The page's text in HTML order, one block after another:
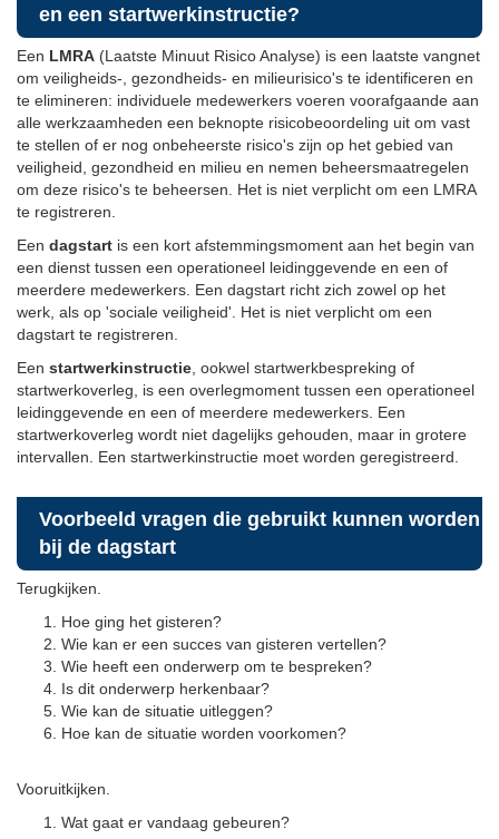
en een startwerkinstructie?
Een LMRA (Laatste Minuut Risico Analyse) is een laatste vangnet
om veiligheids-, gezondheids- en milieurisico's te identificeren en
te elimineren: individuele medewerkers voeren voorafgaande aan
alle werkzaamheden een beknopte risicobeoordeling uit om vast
te stellen of er nog onbeheerste risico's zijn op het gebied van
veiligheid, gezondheid en milieu en nemen beheersmaatregelen
om deze risico's te beheersen. Het is niet verplicht om een LMRA
te registreren.
Een dagstart is een kort afstemmingsmoment aan het begin van
een dienst tussen een operationeel leidinggevende en een of
meerdere medewerkers. Een dagstart richt zich zowel op het
werk, als op 'sociale veiligheid'. Het is niet verplicht om een
dagstart te registreren.
Een startwerkinstructie , ookwel startwerkbespreking of
startwerkoverleg, is een overlegmoment tussen een operationeel
leidinggevende en een of meerdere medewerkers. Een
startwerkoverleg wordt niet dagelijks gehouden, maar in grotere
intervallen. Een startwerkinstructie moet worden geregistreerd.
Voorbeeld vragen die gebruikt kunnen worden
bij de dagstart
Terugkijken.
Hoe ging het gisteren?
Wie kan er een succes van gisteren vertellen?
Wie heeft een onderwerp om te bespreken?
Is dit onderwerp herkenbaar?
Wie kan de situatie uitleggen?
Hoe kan de situatie worden voorkomen?
Vooruitkijken.
Wat gaat er vandaag gebeuren?